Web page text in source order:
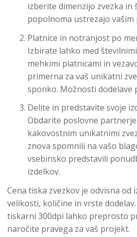
izberite dimenzijo zvezka in
popolnoma ustrezajo vašim
Platnice in notranjost po
Izbirate lahko med
mehkimi platnicami in
primerna za vaš unikatni
sponko. Možnosti dodelave
Delite in predstavite svoje
Obdarite poslovne partnerje
kakovostnim unikatnimi
znova spomnili na vašo
vsebinsko predstavili
izdelkov.
Cena tiska zvezkov je odvisna od
velikosti, količine in vrste
tiskarni 300dpi lahko preprosto
naročite pravega za vaš projekt.